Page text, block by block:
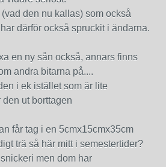
den nu kallas) som också
därför också spruckit i ändarna.
en ny sån också, annars finns
andra bitarna på....
i ek istället som är lite
ut borttagen
får tag i en 5cmx15cmx35cm
trä så här mitt i semestertider?
men dom har